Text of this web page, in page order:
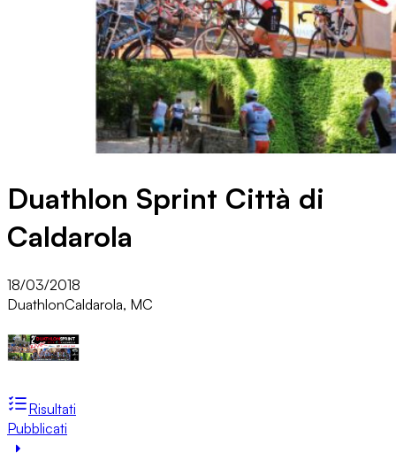
Duathlon Sprint Città di
Caldarola
18/03/2018
DuathlonCaldarola, MC
Risultati
Pubblicati